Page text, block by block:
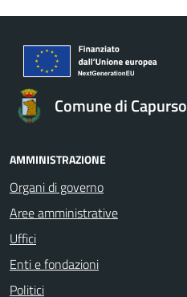
Comune di Capurso
AMMINISTRAZIONE
Organi di governo
Aree amministrative
Uffici
Enti e fondazioni
Politici